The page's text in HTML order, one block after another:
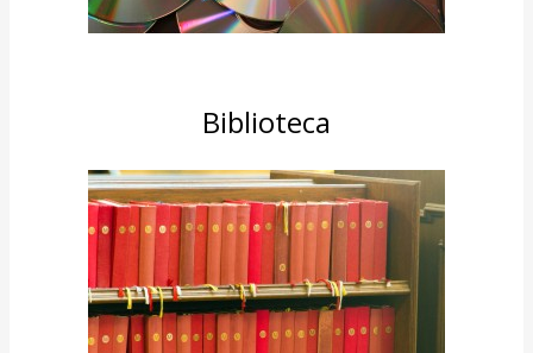
Biblioteca